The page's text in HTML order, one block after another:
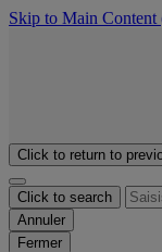
Skip to Main Content
Click to return to
Click to search
Annuler
Fermer